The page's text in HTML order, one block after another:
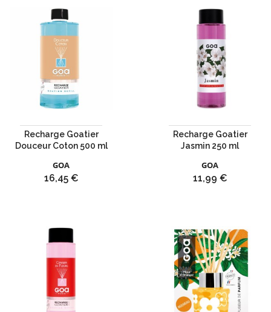
Recharge Goatier
Douceur Coton 500 ml
GOA
Prix
16,45 €
Recharge Goatier
Jasmin 250 ml
GOA
Prix
11,99 €